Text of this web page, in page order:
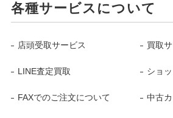
各種サービスについて
店頭受取サービス 買取
LINE査定買取 ショ
FAXでのご注文について 中古